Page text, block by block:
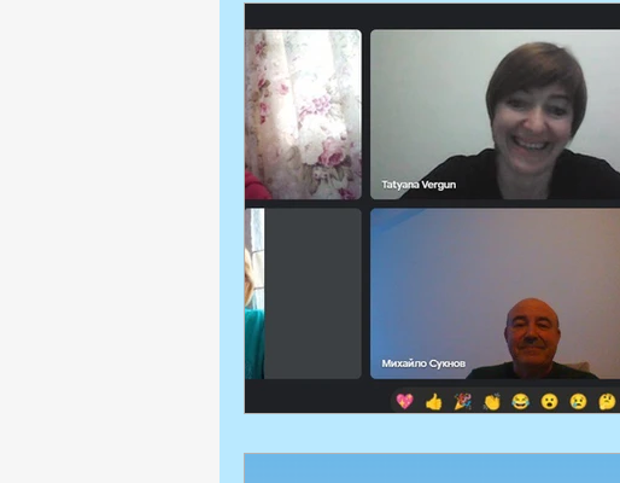
AI in ELT Professional Support